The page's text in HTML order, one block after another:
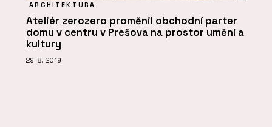
ARCHITEKTURA
Ateliér zerozero proměnil obchodní parter
domu v centru v Prešova na prostor umění a
kultury
29. 8. 2019